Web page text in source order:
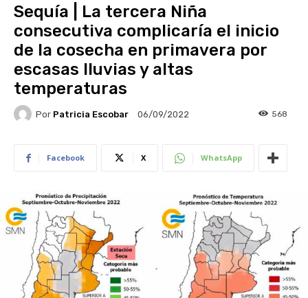
Sequía | La tercera Niña
consecutiva complicaría el inicio
de la cosecha en primavera por
escasas lluvias y altas
temperaturas
Por Patricia Escobar 06/09/2022 568
Facebook X WhatsApp